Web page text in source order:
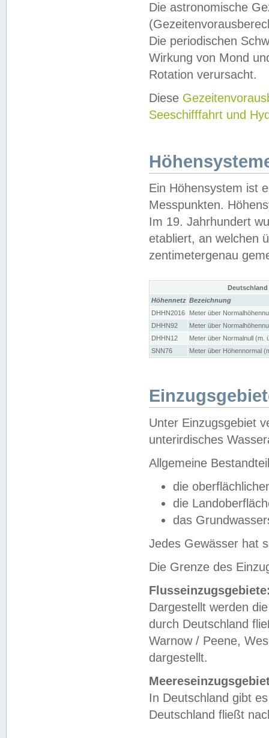
Die astronomische
Die periodischen
Wirkung von Mond
Rotation verursacht.
Diese
Seeschifffahrt und
Ein Höhensystem ist
Messpunkten.
Im 19. Jahrhundert
etabliert, an welchen
zentimetergenau
Höhennetz Bezeichnung
DHHN2016
Meter über
DHHN92
Meter über
DHHN12
Meter über Normalnull (m.
SNN76
Meter über Höhennormal
Unter Einzugsgebiet
unterirdisches
Allgemeine
die
die
das
Jedes Gewässer hat
Die Grenze des
Dargestellt werden
durch Deutschland
Warnow / Peene,
dargestellt.
In Deutschland gibt
Deutschland fließt